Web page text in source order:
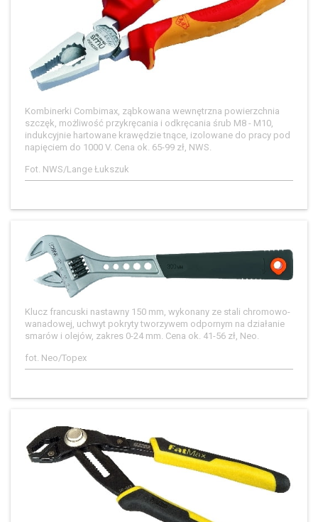
Kombinerki Combimax, ząbkowana wewnętrzna powierzchnia
szczęk, możliwość przykręcania i odkręcania śrub M8 - M10,
indukcyjnie hartowane krawędzie tnące, izolowane do pracy pod
napięciem do 1000 V. Cena ok. 65-99 zł, NWS.
Fot. NWS/Lange Łukszuk
Klucz francuski nastawny 150 mm, wykonany ze stali chromowo-
wanadowej, uchwyt pokryty tworzywem odpornym na działanie
smarów i olejów, zakres 0-24 mm. Cena ok. 41-56 zł, Neo.
fot. Neo/Topex